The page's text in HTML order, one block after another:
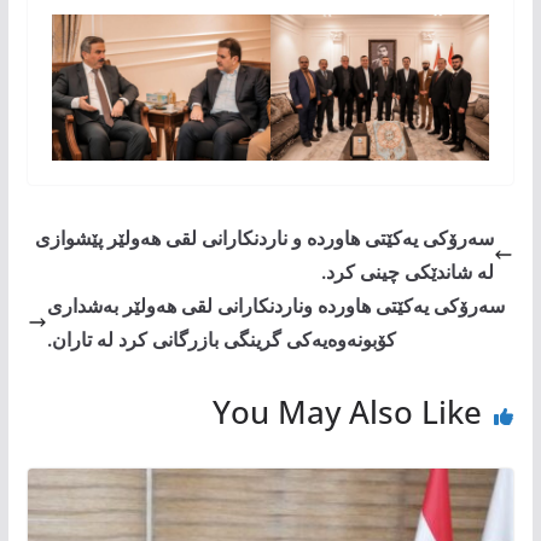
سەرۆکی یەکێتی ھاوردە و ناردنکارانی لقی ھەولێر پێشوازی
لە شاندێکی چینی کرد.
سەرۆکی یەکێتی ھاوردە وناردنکارانی لقی ھەولێر بەشداری
کۆبونەوەیەکی گرینگی بازرگانی کرد لە تاران.
You May Also Like